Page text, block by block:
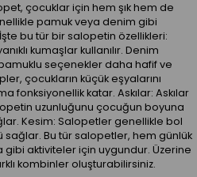
çocuklar için hem şık hem de
pamuk veya denim gibi
bu tür bir salopetin özellikleri:
kumaşlar kullanılır. Denim
seçenekler daha hafif ve
çocukların küçük eşyalarını
fonksiyonellik katar. Askılar: Askılar
uzunluğunu çocuğun boyuna
Kesim: Salopetler genellikle bol
Bu tür salopetler, hem günlük
aktiviteler için uygundur. Üzerine
kombinler oluşturabilirsiniz.